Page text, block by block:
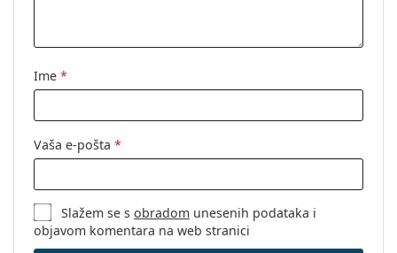
Ime *
Vaša e-pošta *
Slažem se sobradom unesenih podataka i
objavom komentara na web stranici